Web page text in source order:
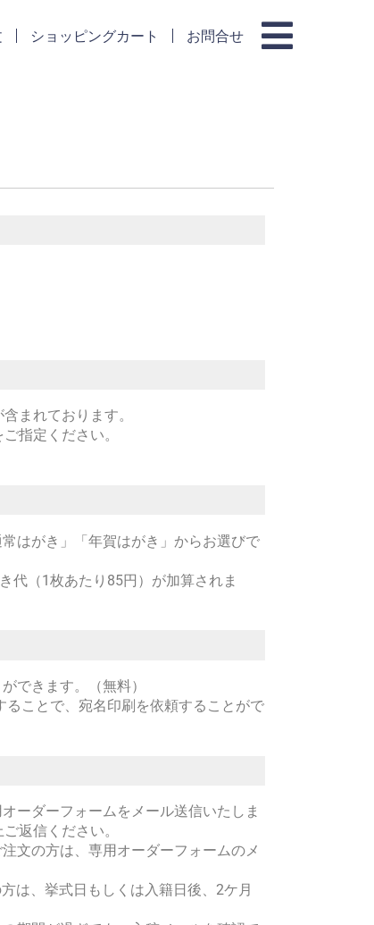
ショッピングカート お問合せ
まれております。
指定ください。
はがき」「年賀はがき」からお選びで
代（1枚あたり85円）が加算されま
できます。（無料）
ことで、宛名印刷を依頼することがで
ーダーフォームをメール送信いたしま
返信ください。
文の方は、専用オーダーフォームのメ
は、挙式日もしくは入籍日後、2ケ月